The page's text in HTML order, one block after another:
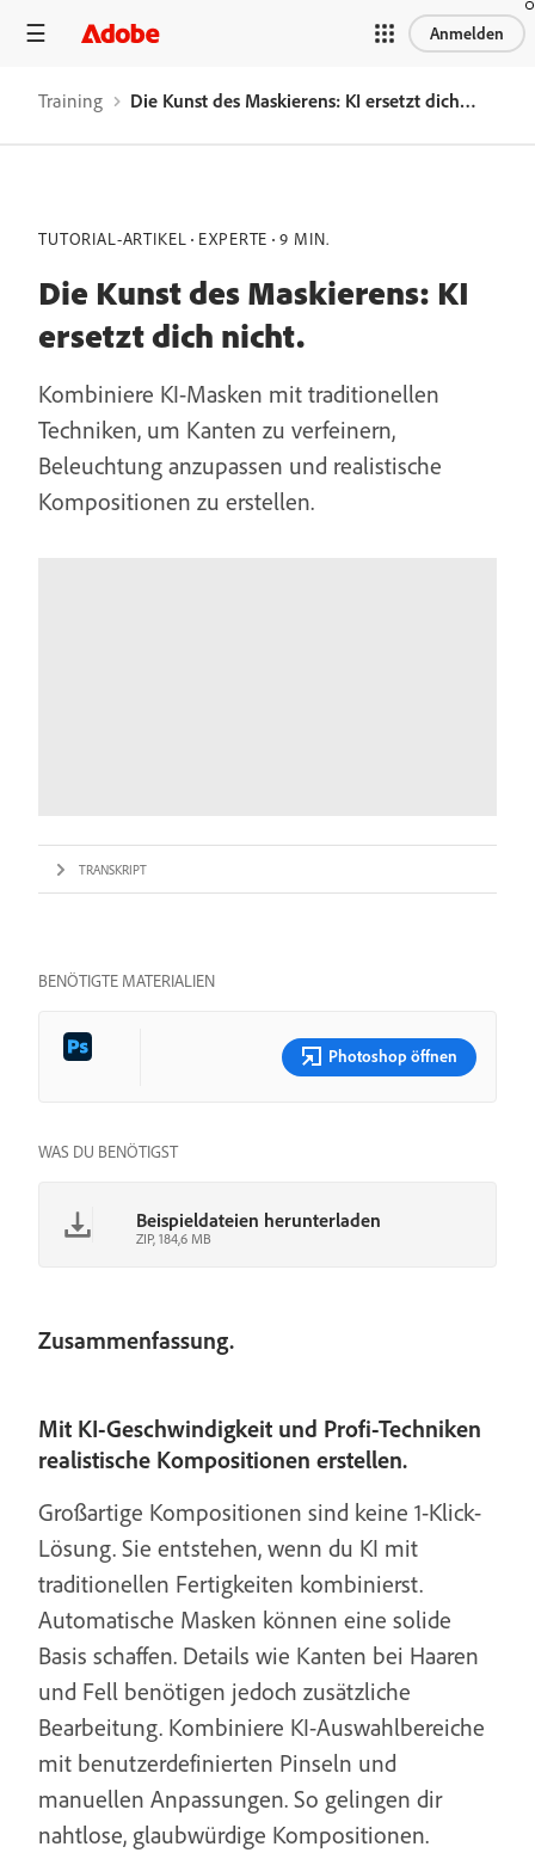
Anmelden
Training Die Kunst des Maskierens: KI ersetzt dich nicht.
TUTORIAL-ARTIKEL EXPERTE 9 MIN.
Die Kunst des Maskierens: KI
ersetzt dich nicht.
Kombiniere KI-Masken mit traditionellen
Techniken, um Kanten zu verfeinern,
Beleuchtung anzupassen und realistische
Kompositionen zu erstellen.
TRANSKRIPT
BENÖTIGTE MATERIALIEN
Photoshop öffnen
WAS DU BENÖTIGST
Beispieldateien herunterladen
ZIP, 184,6 MB
Zusammenfassung.
Mit KI-Geschwindigkeit und Profi-Techniken
realistische Kompositionen erstellen.
Großartige Kompositionen sind keine 1-Klick-
Lösung. Sie entstehen, wenn du KI mit
traditionellen Fertigkeiten kombinierst.
Automatische Masken können eine solide
Basis schaffen. Details wie Kanten bei Haaren
und Fell benötigen jedoch zusätzliche
Bearbeitung. Kombiniere KI-Auswahlbereiche
mit benutzerdefinierten Pinseln und
manuellen Anpassungen. So gelingen dir
nahtlose, glaubwürdige Kompositionen.